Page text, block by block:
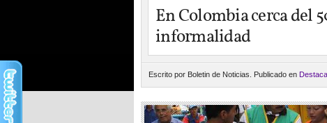
En Colombia cerca del
informalidad
Escrito por Boletin de Noticias. Publicado en